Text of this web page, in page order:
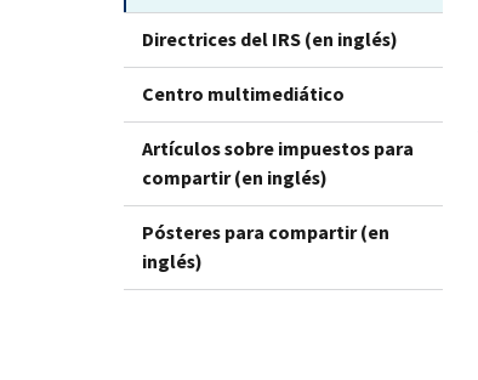
Directrices del IRS (en inglés)
Centro multimediático
Artículos sobre impuestos para
compartir (en inglés)
Pósteres para compartir (en
inglés)